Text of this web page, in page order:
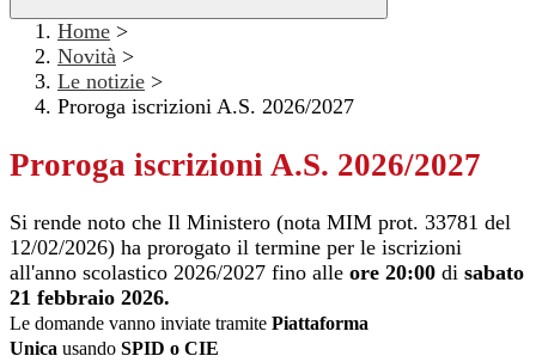
Home >
Novità >
Le notizie >
Proroga iscrizioni A.S. 2026/2027
Proroga iscrizioni A.S. 2026/2027
Si rende noto che Il Ministero (nota MIM prot. 33781 del
12/02/2026) ha prorogato il termine per le iscrizioni
all'anno scolastico 2026/2027 fino alle ore 20:00 di sabato
21 febbraio 2026.
Le domande vanno inviate tramite Piattaforma
Unica usando SPID o CIE